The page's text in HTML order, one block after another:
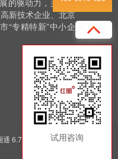
的驱动力，并获评
新技术企业、北京
“专精特新”中小企
6.7.7.011 试用咨询